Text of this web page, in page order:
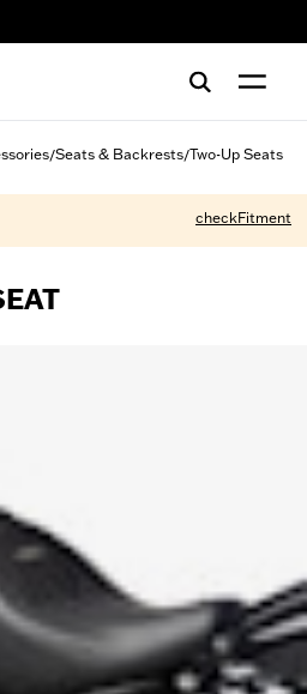
/Seats & Backrests/Two-Up Seats
checkFitment